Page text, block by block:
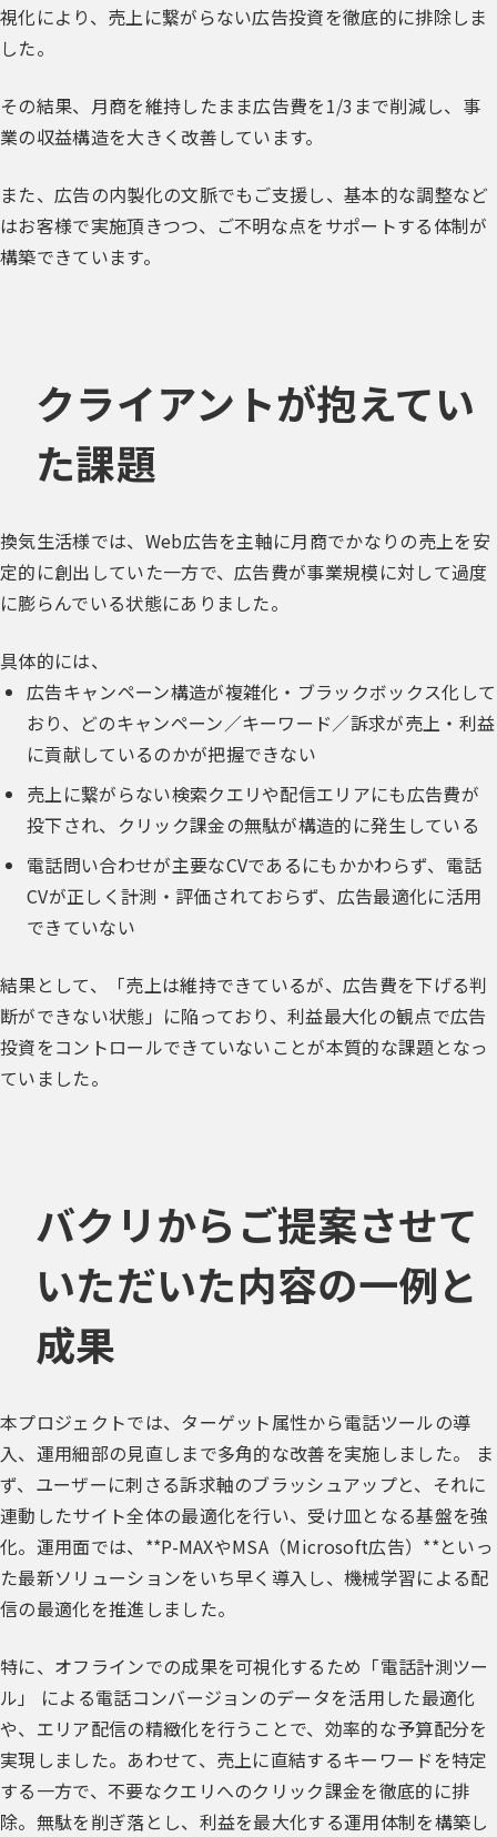
視化により、売上に繋がらない広告投資を徹底的に排除しま
した。
その結果、月商を維持したまま広告費を1/3まで削減し、事
業の収益構造を大きく改善しています。
また、広告の内製化の文脈でもご支援し、基本的な調整など
はお客様で実施頂きつつ、ご不明な点をサポートする体制が
構築できています。
クライアントが抱えてい
た課題
換気生活様では、Web広告を主軸に月商でかなりの売上を安
定的に創出していた一方で、広告費が事業規模に対して過度
に膨らんでいる状態にありました。
具体的には、
広告キャンペーン構造が複雑化・ブラックボックス化して
おり、どのキャンペーン／キーワード／訴求が売上・利益
に貢献しているのかが把握できない
売上に繋がらない検索クエリや配信エリアにも広告費が
投下され、クリック課金の無駄が構造的に発生している
電話問い合わせが主要なCVであるにもかかわらず、電話
CVが正しく計測・評価されておらず、広告最適化に活用
できていない
結果として、「売上は維持できているが、広告費を下げる判
断ができない状態」に陥っており、利益最大化の観点で広告
投資をコントロールできていないことが本質的な課題となっ
ていました。
バクリからご提案させて
いただいた内容の一例と
成果
本プロジェクトでは、ターゲット属性から電話ツールの導
入、運用細部の見直しまで多角的な改善を実施しました。 ま
ず、ユーザーに刺さる訴求軸のブラッシュアップと、それに
連動したサイト全体の最適化を行い、受け皿となる基盤を強
化。運用面では、**P-MAXやMSA（Microsoft広告）**といっ
た最新ソリューションをいち早く導入し、機械学習による配
信の最適化を推進しました。
特に、オフラインでの成果を可視化するため「電話計測ツー
ル」 による電話コンバージョンのデータを活用した最適化
や、エリア配信の精緻化を行うことで、効率的な予算配分を
実現しました。あわせて、売上に直結するキーワードを特定
する一方で、不要なクエリへのクリック課金を徹底的に排
除。無駄を削ぎ落とし、利益を最大化する運用体制を構築し